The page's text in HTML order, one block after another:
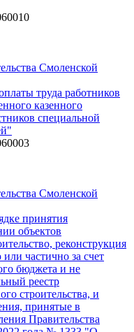
Смоленской
труда работников
казенного
специальной
Смоленской
принятия
объектов
реконструкция
частично за счет
бюджета и не
реестр
строительства, и
принятые в
Правительства